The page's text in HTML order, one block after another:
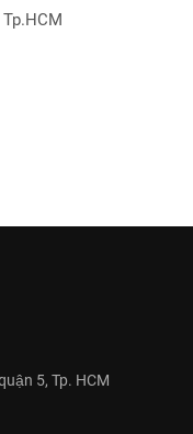
5, Tp. HCM